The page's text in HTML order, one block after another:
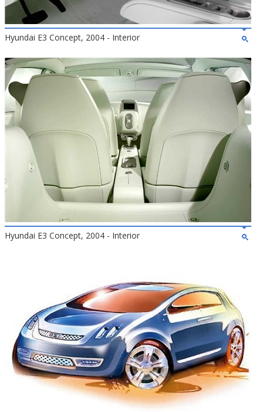
Hyundai E3 Concept, 2004 - Interior
Hyundai E3 Concept, 2004 - Interior